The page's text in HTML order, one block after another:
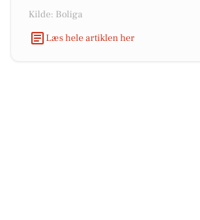
Kilde: Boliga
Læs hele artiklen her